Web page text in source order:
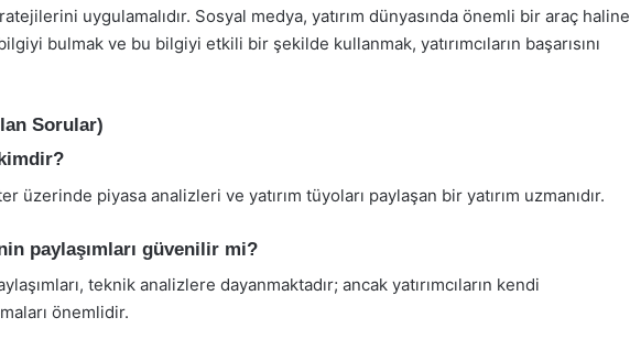
uygulamalıdır. Sosyal medya, yatırım dünyasında önemli bir araç haline
bulmak ve bu bilgiyi etkili bir şekilde kullanmak, yatırımcıların başarısını
Sorular)
üzerinde piyasa analizleri ve yatırım tüyoları paylaşan bir yatırım uzmanıdır.
paylaşımları güvenilir mi?
teknik analizlere dayanmaktadır; ancak yatırımcıların kendi
önemlidir.